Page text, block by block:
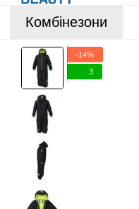
Комбінезони
−14%
3